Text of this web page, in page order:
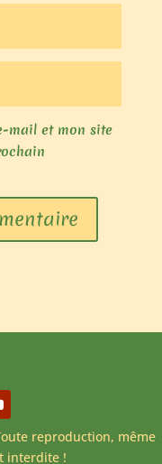
mail et mon site
reproduction, même
interdite !